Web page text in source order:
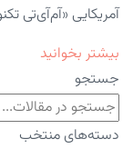
آمریکایی «آم‌آی‌تی
بیشتر بخوانید
جستجو
دسته‌های منتخب